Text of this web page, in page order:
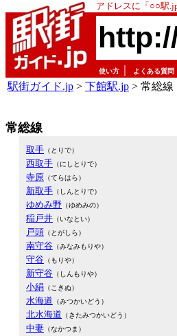
アドレスに「○○駅
使い方 よくある質問
駅街ガイド.jp > 下館駅.jp > 常総線
常総線
取手 （とりで）
西取手 （にしとりで）
寺原 （てらはら）
新取手 （しんとりで）
ゆめみ野 （ゆめみの）
稲戸井 （いなとい）
戸頭 （とがしら）
南守谷 （みなみもりや）
守谷 （もりや）
新守谷 （しんもりや）
小絹 （こきぬ）
水海道 （みつかいどう）
北水海道 （きたみつかいどう）
中妻 （なかつま）